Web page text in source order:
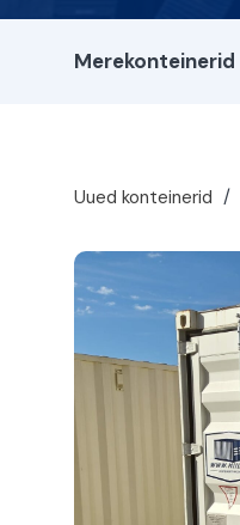
Merekonteinerid
Uued konteinerid /